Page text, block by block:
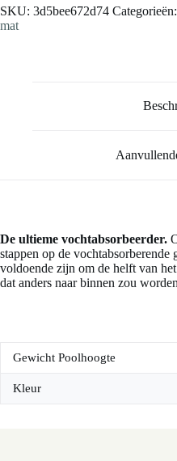
SKU: 3d5bee672d74 Categorieën:
mat
De ultieme vochtabsorbeerder.
stappen op de vochtabsorberende
voldoende zijn om de helft van
dat anders naar binnen zou
Gewicht Poolhoogte
Kleur